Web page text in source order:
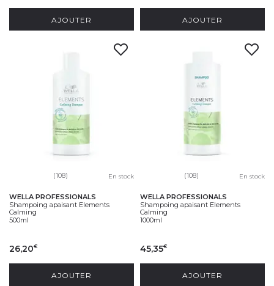
AJOUTER AJOUTER
(108) En stock
WELLA PROFESSIONALS
Shampoing apaisant Elements
Calming
500ml
26,20€
AJOUTER
(108) En stock
WELLA PROFESSIONALS
Shampoing apaisant Elements
Calming
1000ml
45,35€
AJOUTER